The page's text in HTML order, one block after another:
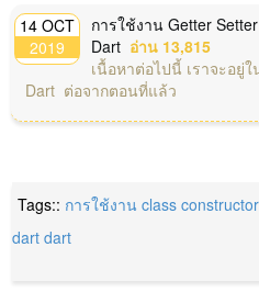
14 OCT
2019
การใช้งาน Getter
Dart อ่าน 13,815
เนื้อหาต่อไปนี้ เราจะอยู่
Dart ต่อจากตอนที่แล้ว
Tags:: การใช้งาน class
dart dart